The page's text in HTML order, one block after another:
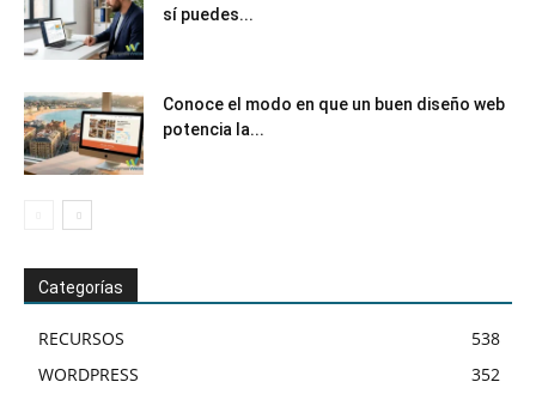
sí puedes...
Conoce el modo en que un buen diseño web
potencia la...
Categorías
RECURSOS
538
WORDPRESS
352